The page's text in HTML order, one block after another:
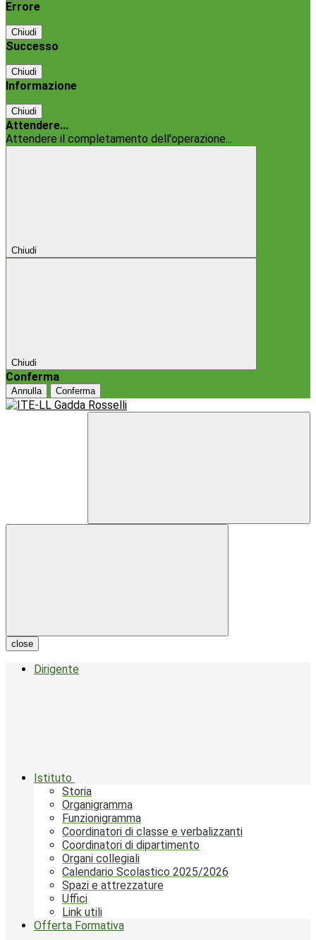
Errore
Chiudi
Successo
Chiudi
Informazione
Chiudi
Attendere...
Attendere il completamento dell'operazione...
Chiudi
Chiudi
Conferma
Annulla Conferma
close
Dirigente
Istituto
Storia
Organigramma
Funzionigramma
Coordinatori di classe e verbalizzanti
Coordinatori di dipartimento
Organi collegiali
Calendario Scolastico 2025/2026
Spazi e attrezzature
Uffici
Link utili
Offerta Formativa